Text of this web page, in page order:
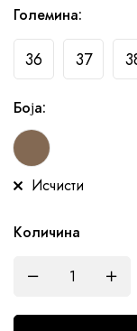
Големина:
36 37
Боја:
Исчисти
Количина